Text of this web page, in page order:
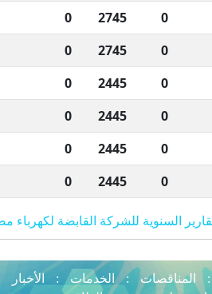
0
2745
0
0
2745
0
0
2445
0
0
2445
0
0
2445
0
0
2445
0
السنوية للشركة القابضة لكهرباء
: المناقصات : الخدمات : الأخبار